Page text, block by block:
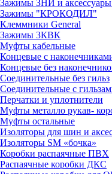
Зажимы ЗНИ и
Зажимы "КРОКОДИЛ"
Клеммники General
Зажимы 3КВК
Муфты кабельные
Концевые с
Концевые без
Соединительные без гильз
Соединительные с
Перчатки и уплотнители
Муфты металло рукав-
Муфты остальные
Изоляторы для шин и
Изоляторы SM «бочка»
Коробки распаячные ПВХ
Распаячные коробки ДКС